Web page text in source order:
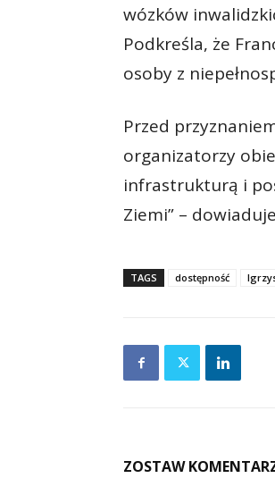
wózków
Podkreśla, że
osoby z
Przed
organizatorzy
infrastrukturą i
Ziemi” –
TAGS dostępność
ZOSTAW